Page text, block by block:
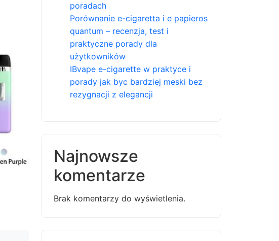
poradach
Porównanie e-cigaretta i e papieros
quantum – recenzja, test i
praktyczne porady dla
użytkowników
IBvape e-cigarette w praktyce i
porady jak byc bardziej meski bez
rezygnacji z elegancji
Najnowsze
komentarze
Brak komentarzy do wyświetlenia.